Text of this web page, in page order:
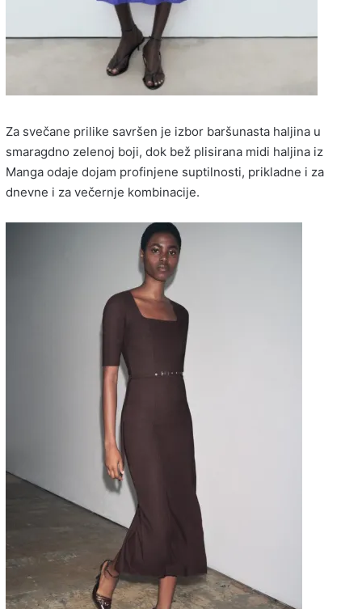
Za svečane prilike savršen je izbor baršunasta haljina u
smaragdno zelenoj boji, dok bež plisirana midi haljina iz
Manga odaje dojam profinjene suptilnosti, prikladne i za
dnevne i za večernje kombinacije.